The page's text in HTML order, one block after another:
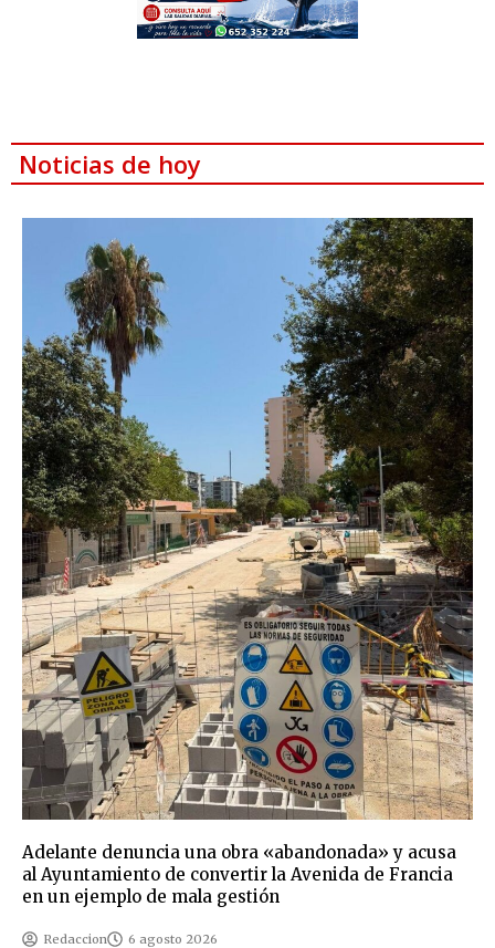
Noticias de hoy
Adelante denuncia una obra «abandonada» y acusa
al Ayuntamiento de convertir la Avenida de Francia
en un ejemplo de mala gestión
Redaccion 6 agosto 2026